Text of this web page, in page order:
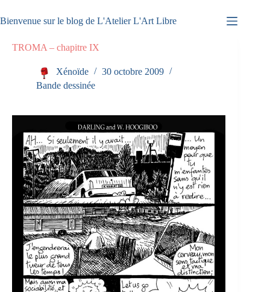
au
contenu
Bienvenue sur le blog de L'Atelier L'Art Libre
TROMA – chapitre IX
Xénoïde
30 octobre 2009
Bande dessinée